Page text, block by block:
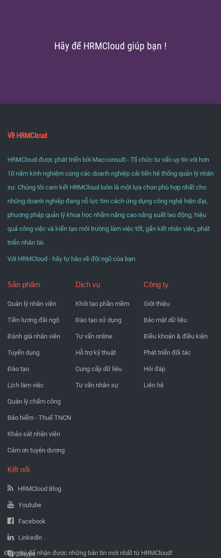
Hãy để HRMCloud giúp bạn !
Về HRMCloud
HRMCloud được phát triển bởi Macconsult - Tổ chức tư vấn uy tín với hơn
10 năm kinh nghiệm cùng các doanh nghiệp cải tiến hệ thống quản lý nhân
sự. Chúng tôi cam kết HRMCloud luôn là một lựa chọn phù hợp nhất cho
những doanh nghiệp đang nỗ lực tìm cách ứng dụng công nghệ hiện đại,
phương pháp quản lý khoa học nhằm nâng cao năng suất lao động, hiệu
quả công việc và kiến tạo môi trường làm việc tốt, gắn kết nhân viên, phát
triển nhân tài.
Với HRMCloud - hãy tự hào về đội ngũ của bạn
Sản phẩm
Quản lý nhân viên
Tiền lương đãi ngộ
Đánh giá nhân viên
Tuyển dụng
Đào tạo
Lịch làm việc
Quản lý chấm công
Bảo hiểm - Thuế TNCN
Khảo sát nhân viên
Cảm ơn tuyên dương
Dịch vụ
Khởi tạo phần mềm
Đào tạo sử dụng
Tư vấn online
Hỗ trợ kỹ thuật
Cung cấp dữ liệu
Tư vấn nhân sự
Công ty
Giới thiệu
Bảo mật dữ liệu
Điều khoản & điều kiện
Phát triển đối tác
Hỏi đáp
Liên hệ
Kết nối
HRMCloud Blog
Youtube
Facebook
Linkedln
Skype
Đăng ký để nhận được những bản tin mới nhất từ HRMCloud!